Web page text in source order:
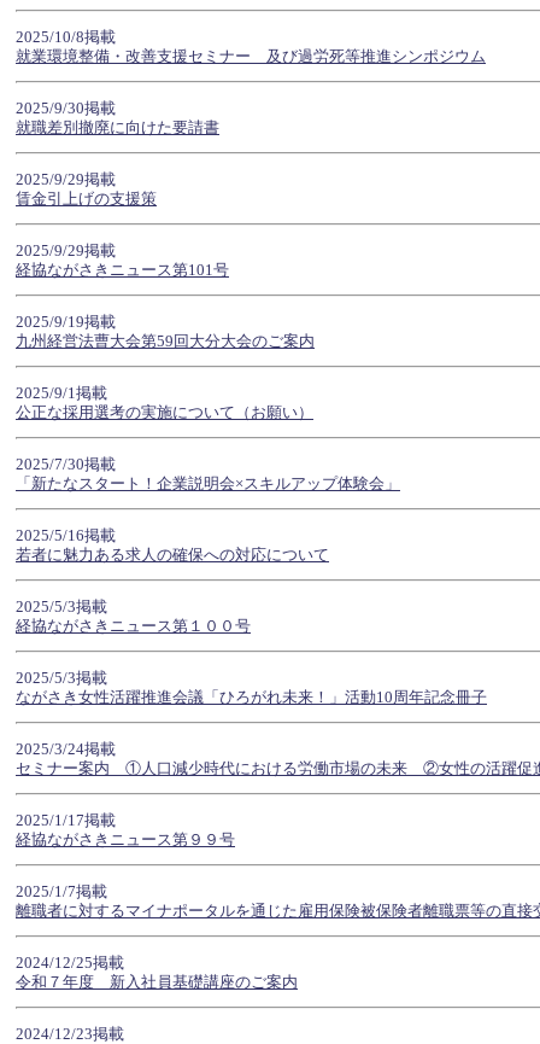
2025/10/8掲載
就業環境整備・改善支援セミナー 及び過労死等推進シンポジウム
2025/9/30掲載
就職差別撤廃に向けた要請書
2025/9/29掲載
賃金引上げの支援策
2025/9/29掲載
経協ながさきニュース第101号
2025/9/19掲載
九州経営法曹大会第59回大分大会のご案内
2025/9/1掲載
公正な採用選考の実施について（お願い）
2025/7/30掲載
「新たなスタート！企業説明会×スキルアップ体験会」
2025/5/16掲載
若者に魅力ある求人の確保への対応について
2025/5/3掲載
経協ながさきニュース第１００号
2025/5/3掲載
ながさき女性活躍推進会議「ひろがれ未来！」活動10周年記念冊子
2025/3/24掲載
セミナー案内 ①人口減少時代における労働市場の未来 ②女性の活躍促
2025/1/17掲載
経協ながさきニュース第９９号
2025/1/7掲載
離職者に対するマイナポータルを通じた雇用保険被保険者離職票等の直接
2024/12/25掲載
令和７年度 新入社員基礎講座のご案内
2024/12/23掲載